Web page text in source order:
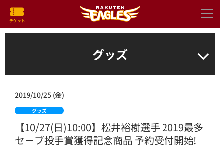
グッズ
2019/10/25 (金)
グッズ
【10/27(日)10:00】松井裕樹選手 2019最多
セーブ投手賞獲得記念商品 予約受付開始!